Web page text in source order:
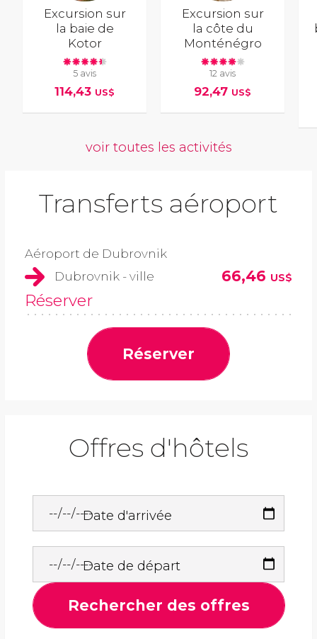
Excursion sur
la baie de
Kotor
5 avis
114,43 US$
Excursion sur
la côte du
Monténégro
12 avis
92,47 US$
voir toutes les activités
Transferts aéroport
Aéroport de Dubrovnik
Dubrovnik - ville
66,46 US$
Réserver
Réserver
Offres d'hôtels
Date d'arrivée
Date de départ
Rechercher des offres